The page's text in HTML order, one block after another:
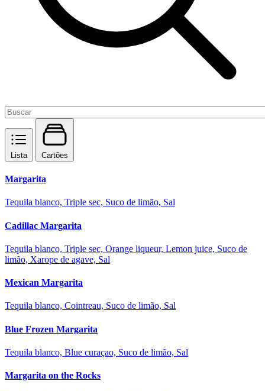
Lista Cartões
Margarita
Tequila blanco, Triple sec, Suco de limão, Sal
Cadillac Margarita
Tequila blanco, Triple sec, Orange liqueur, Lemon juice, Suco de
limão, Xarope de agave, Sal
Mexican Margarita
Tequila blanco, Cointreau, Suco de limão, Sal
Blue Frozen Margarita
Tequila blanco, Blue curaçao, Suco de limão, Sal
Margarita on the Rocks